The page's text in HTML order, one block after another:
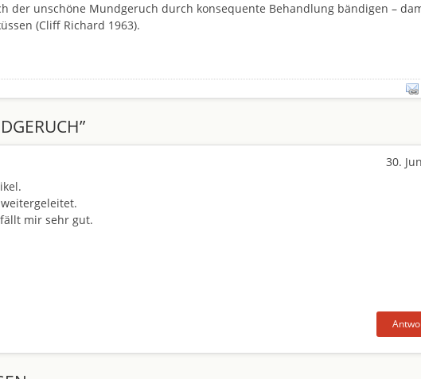
der unschöne Mundgeruch durch konsequente Behandlung bändigen –
(Cliff Richard 1963).
30.
mir sehr gut.